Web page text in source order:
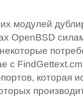
модулей
OpenBSD
с
которая